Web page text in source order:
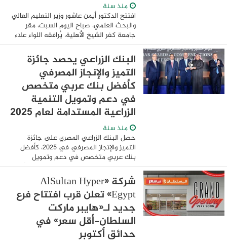
منذ سنة
افتتح الدكتور أيمن عاشور وزير التعليم العالي
والبحث العلمي، صباح اليوم السبت، مقر
جامعة كفر الشيخ الأهلية، يُرافقه اللواء علاء
عبدالمعطي محافظ كفر الشيخ، والدكتور
عبدالرازق دسوقي رئيس جامعة كفر ...
البنك الزراعي يحصد جائزة
التميز والإنجاز المصرفي
كأفضل بنك عربي متخصص
في دعم وتمويل التنمية
الزراعية المستدامة لعام 2025
منذ سنة
حصل البنك الزراعي المصري على جائزة
التميز والإنجاز المصرفي في 2025، كأفضل
بنك عربي متخصص في دعم وتمويل
التنمية الزراعية المستدامة، وذلك تتويجاً
لجهود البنك في دعم وتمويل القطاع
الزراعي والقطاعات ...شركة «AlSultan Hyper
Egypt» تعلن قرب افتتاح فرع
جديد لـ«هايبر ماركت
السلطان-أقل سعر» في
حدائق أكتوبر